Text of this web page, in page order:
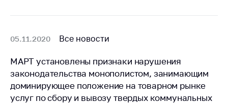
Беларусь
персональных
данных
Новости
05.11.2020 Все новости
МАРТ установлены признаки нарушения
законодательства монополистом, занимающим
доминирующее положение на товарном рынке
услуг по сбору и вывозу твердых коммунальных